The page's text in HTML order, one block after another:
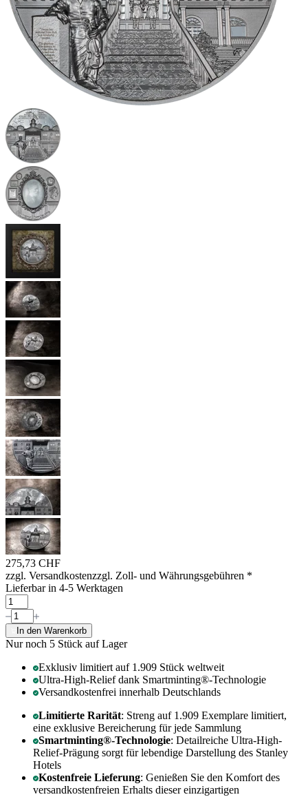
275,73 CHF
zzgl. Versandkostenzzgl. Zoll- und Währungsgebühren *
Lieferbar in 4-5 Werktagen
In den Warenkorb
Nur noch 5 Stück auf Lager
Exklusiv limitiert auf 1.909 Stück weltweit
Ultra-High-Relief dank Smartminting®-Technologie
Versandkostenfrei innerhalb Deutschlands
Limitierte Rarität: Streng auf 1.909 Exemplare limitiert,
eine exklusive Bereicherung für jede Sammlung
Smartminting®-Technologie: Detailreiche Ultra-High-
Relief-Prägung sorgt für lebendige Darstellung des Stanley
Hotels
Kostenfreie Lieferung: Genießen Sie den Komfort des
versandkostenfreien Erhalts dieser einzigartigen